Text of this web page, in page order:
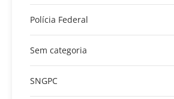
Polícia Federal
Sem categoria
SNGPC